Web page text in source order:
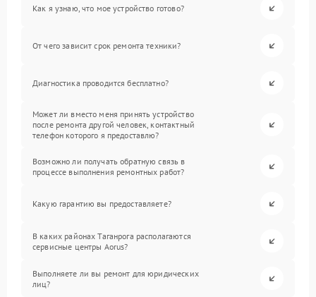
Как я узнаю, что мое устройство готово?
От чего зависит срок ремонта техники?
Диагностика проводится бесплатно?
Может ли вместо меня принять устройство
после ремонта другой человек, контактный
телефон которого я предоставлю?
Возможно ли получать обратную связь в
процессе выполнения ремонтных работ?
Какую гарантию вы предоставляете?
В каких районах Таганрога располагаются
сервисные центры Aorus?
Выполняете ли вы ремонт для юридических
лиц?